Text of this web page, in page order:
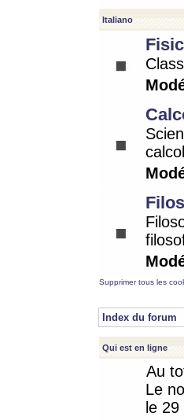
Italiano
Supprimer tous les
Index du forum
Qui est en ligne
Au
Le
le